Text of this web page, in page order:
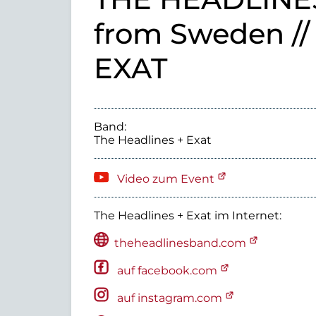
from Sweden //
EXAT
Band:
The Headlines + Exat
Video zum Event
The Headlines + Exat im Internet:
theheadlinesband.com
auf facebook.com
auf instagram.com